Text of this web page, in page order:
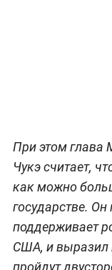
При этом
Чукэ считает,
как можно
государстве. Он
поддерживает
США, и выразил
пройдут